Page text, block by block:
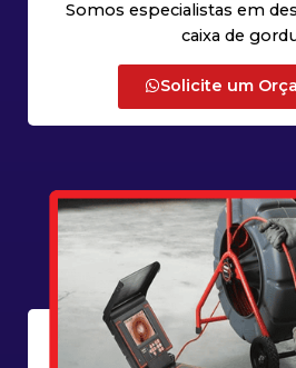
Somos especialistas em
caixa de
Solicite um